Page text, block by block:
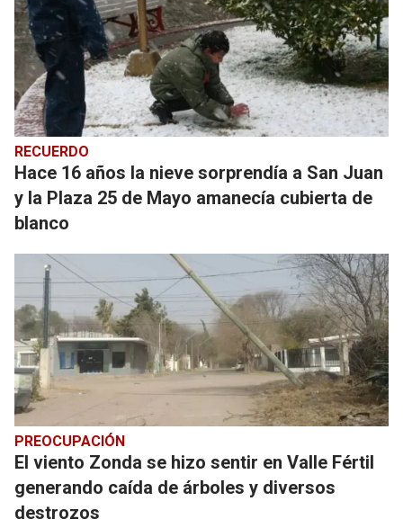
RECUERDO
Hace 16 años la nieve sorprendía a San Juan
y la Plaza 25 de Mayo amanecía cubierta de
blanco
PREOCUPACIÓN
El viento Zonda se hizo sentir en Valle Fértil
generando caída de árboles y diversos
destrozos